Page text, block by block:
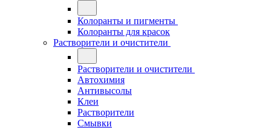
Колоранты и пигменты
Колоранты для красок
Растворители и очистители
Растворители и очистители
Автохимия
Антивысолы
Клеи
Растворители
Смывки